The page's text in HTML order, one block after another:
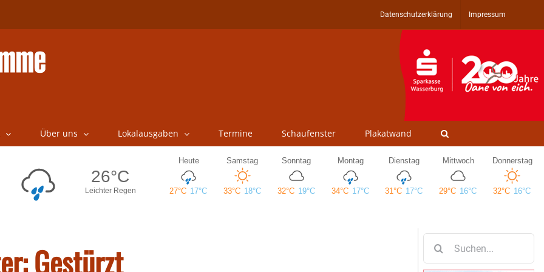
Datenschutzerklärung Impressum
Über uns Lokalausgaben Termine Schaufenster Plakatwand
Gestürzt
nach: